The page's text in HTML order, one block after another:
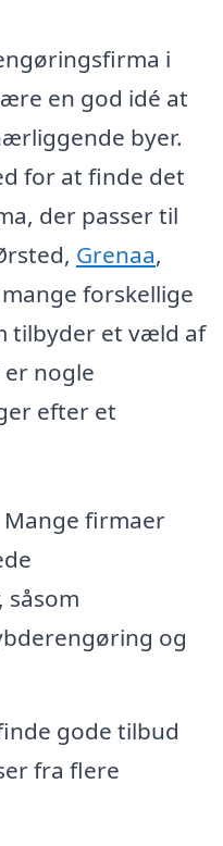
i
en god idé at
byer.
for at finde det
der passer til
Grenaa,
forskellige
tilbyder et væld af
nogle
efter et
firmaer
såsom
og
gode tilbud
fra flere